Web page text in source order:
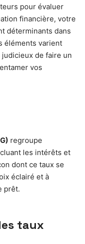
pour évaluer
financière, votre
déterminants dans
éléments varient
de faire un
vos
regroupe
les intérêts et
dont ce taux se
éclairé et à
prêt.
taux